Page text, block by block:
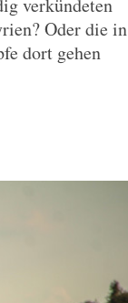
verkündeten
Oder die in
dort gehen